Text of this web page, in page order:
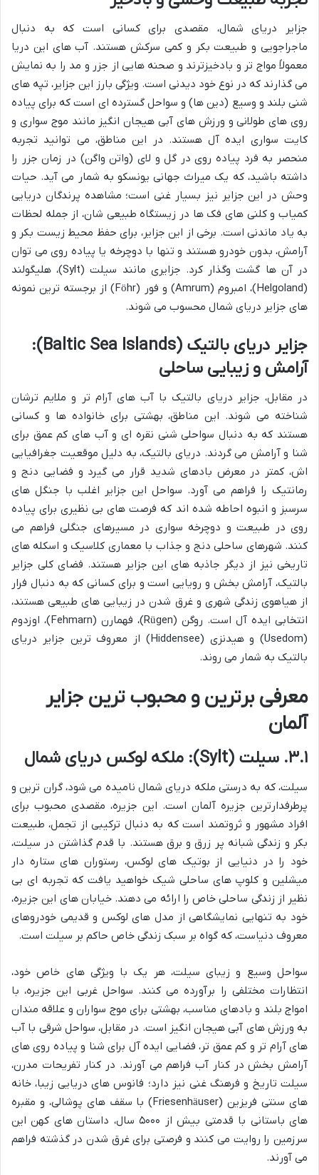
جزایر دریای شمال، مقصدی برای کسانی است که به دنبال
ماجراجویی و طبیعت بکر و کمی سرکش هستند. آب های این دریا
معمولاً مواج تر و بادخیزترند و صحنه هایی از جزر و مد را به نمایش
می گذارند که در نوع خود دیدنی است. ویژگی بارز این جزایر، تپه های
شنی بلند و وسیع (دین ها) و سواحل گسترده ای است که برای پیاده
روی های طولانی و ورزش های آبی هیجان انگیز مانند موج سواری و
کایت سواری ایده آل هستند. در این مناطق، می توانید تجربه
منحصر به فرد پیاده روی در گل و لای (واتن واگن) در زمان جزر را
داشته باشید، که یک میراث جهانی یونسکو به شمار می آید. حیات
وحش در این جزایر نیز بسیار غنی است؛ مشاهده پرندگان دریایی
کمیاب و کلنی های فک ها در زیستگاه طبیعی شان، از جمله لحظات
به یاد ماندنی است. برخی از این جزایر، برای حفظ محیط زیست بکر و
آرامش، بدون خودرو هستند و تنها با دوچرخه یا پیاده روی می توان
در آن ها گشت وگذار کرد. جزایری مانند سیلت (Sylt)، هلیگولند
(Helgoland)، امبروم (Amrum) و فور (Föhr) از برجسته ترین نمونه
های جزایر دریای شمال محسوب می شوند.
جزایر دریای بالتیک (Baltic Sea Islands):
آرامش و زیبایی ساحلی
در مقابل، جزایر دریای بالتیک با آب های آرام تر و ملایم ترشان
شناخته می شوند. این مناطق، بهشتی برای خانواده ها و کسانی
هستند که به دنبال سواحلی شنی نقره ای و آب های کم عمق برای
شنا و آرامش می گردند. دریای بالتیک، به دلیل موقعیت جغرافیایی
اش، کمتر در معرض بادهای شدید قرار می گیرد و فضایی دنج و
رمانتیک را فراهم می آورد. سواحل این جزایر اغلب با جنگل های
سرسبز و انبوه احاطه شده اند که فرصت های بی نظیری برای پیاده
روی در طبیعت و دوچرخه سواری در مسیرهای جنگلی فراهم می
کنند. شهرهای ساحلی دنج و جذاب با معماری کلاسیک و اسکله های
تاریخی نیز از دیگر جاذبه های این جزایر هستند. فضای کلی جزایر
بالتیک، آرامش بخش و رویایی است و برای کسانی که به دنبال فرار
از هیاهوی زندگی شهری و غرق شدن در زیبایی های طبیعی هستند،
انتخابی ایده آل است. روگن (Rügen)، فهمارن (Fehmarn)، اوزدوم
(Usedom) و هیدنزی (Hiddensee) از معروف ترین جزایر دریای
بالتیک به شمار می روند.
معرفی برترین و محبوب ترین جزایر
آلمان
۳.۱. سیلت (Sylt): ملکه لوکس دریای شمال
سیلت، که به درستی ملکه دریای شمال نامیده می شود، گران ترین و
پرطرفدارترین جزیره آلمان است. این جزیره، مقصدی محبوب برای
افراد مشهور و ثروتمند است که به دنبال ترکیبی از تجمل، طبیعت
بکر و زندگی شبانه پر زرق و برق هستند. با قدم گذاشتن در سیلت،
خود را در دنیایی از بوتیک های لوکس، رستوران های ستاره دار
میشلین و کلوپ های ساحلی شیک خواهید یافت که تجربه ای بی
نظیر از زندگی ساحلی خاص را ارائه می دهند. خیابان های این جزیره،
خود به تنهایی نمایشگاهی از مدل های لوکس و قدیمی خودروهای
معروف دنیاست، که گواه بر سبک زندگی خاص حاکم بر سیلت است.
سواحل وسیع و زیبای سیلت، هر یک با ویژگی های خاص خود،
انتظارات مختلفی را برآورده می کنند. سواحل غربی این جزیره، با
امواج بلند و بادهای مناسب، بهشتی برای موج سواران و علاقه مندان
به ورزش های آبی هیجان انگیز است. در مقابل، سواحل شرقی با آب
های آرام تر و کم عمق تر، فضایی ایده آل برای شنا و پیاده روی های
آرامش بخش در کنار آب فراهم می آورند. در کنار تفریحات مدرن،
سیلت تاریخ و فرهنگ غنی نیز دارد؛ فانوس های دریایی زیبا، خانه
های سنتی فریزین (Friesenhäuser) با سقف های پوشالی، و مقبره
های باستانی با قدمتی بیش از ۵۰۰۰ سال، داستان های کهن این
سرزمین را روایت می کنند و فرصتی برای غرق شدن در گذشته فراهم
می آورند.